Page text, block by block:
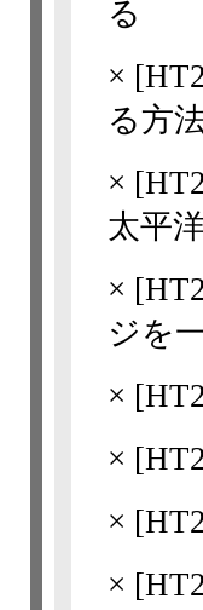
る
× [
る方
× [
太平
× [
ジを
× [
× [
× [
× [